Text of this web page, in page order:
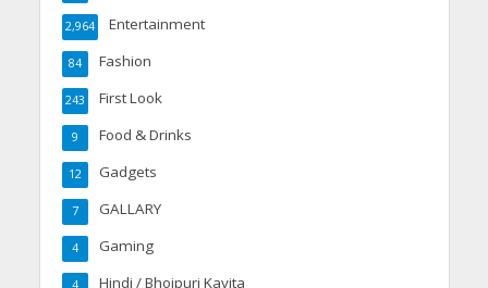
Entertainment
2,964
Fashion
84
First Look
243
Food & Drinks
9
Gadgets
12
GALLARY
7
Gaming
4
Hindi / Bhojpuri Kavita